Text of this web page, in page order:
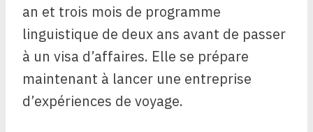
an et trois mois de programme
linguistique de deux ans avant de passer
à un visa d’affaires. Elle se prépare
maintenant à lancer une entreprise
d’expériences de voyage.